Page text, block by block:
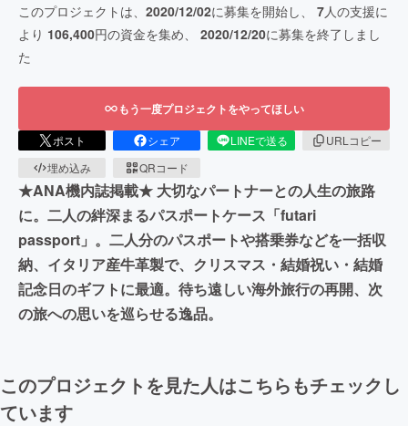
このプロジェクトは、 2020/12/02に募集を開始し、 7人の支援に
より 106,400円の資金を集め、 2020/12/20に募集を終了しまし
た
もう一度プロジェクトをやってほしい
ポスト シェア LINEで送る
URLコピー
埋め込み
QRコード
★ANA機内誌掲載★ 大切なパートナーとの人生の旅路
に。二人の絆深まるパスポートケース「futari
passport」。二人分のパスポートや搭乗券などを一括収
納、イタリア産牛革製で、クリスマス・結婚祝い・結婚
記念日のギフトに最適。待ち遠しい海外旅行の再開、次
の旅への思いを巡らせる逸品。
このプロジェクトを見た人はこちらもチェックし
ています